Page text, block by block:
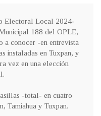
Electoral Local 2024-
188 del OPLE,
a conocer -en entrevista
instaladas en Tuxpan, y
vez en una elección
-total- en cuatro
Tamiahua y Tuxpan.